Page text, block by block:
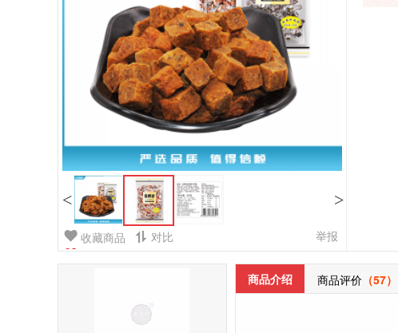
< >
收藏商品 对比 举报
商品介绍 商品评价 （57）